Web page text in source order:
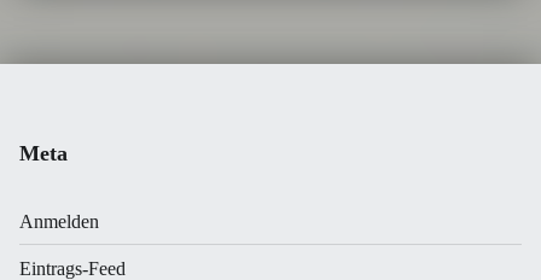
Meta
Anmelden
Eintrags-Feed